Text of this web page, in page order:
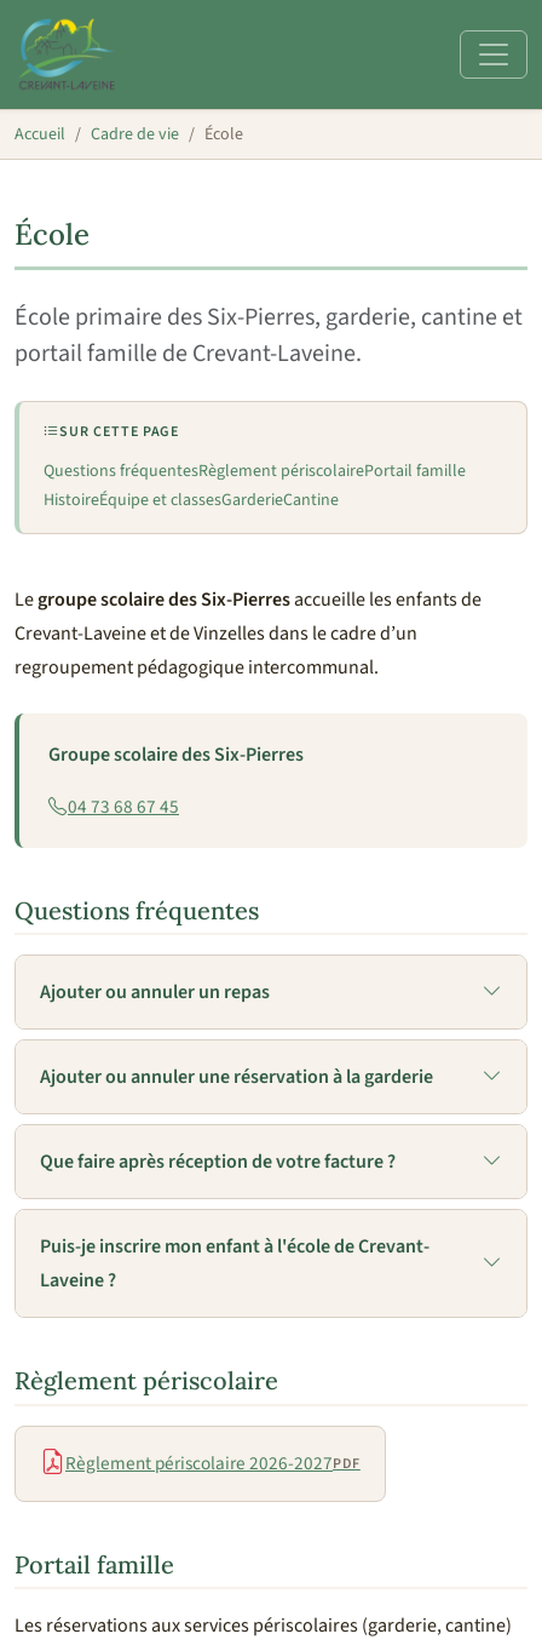
Accueil Cadre de vie École
École
École primaire des Six-Pierres, garderie, cantine et
portail famille de Crevant-Laveine.
SUR CETTE PAGE
Questions fréquentesRèglement périscolairePortail famille
HistoireÉquipe et classesGarderieCantine
Legroupe scolaire des Six-Pierresaccueille les enfants de
Crevant-Laveine et de Vinzelles dans le cadre d’un
regroupement pédagogique intercommunal.
Groupe scolaire des Six-Pierres
04 73 68 67 45
Questions fréquentes
Ajouter ou annuler un repas
Ajouter ou annuler une réservation à la garderie
Que faire après réception de votre facture ?
Puis-je inscrire mon enfant à l'école de Crevant-
Laveine ?
Règlement périscolaire
Règlement périscolaire 2026-2027PDF
Portail famille
Les réservations aux services périscolaires (garderie, cantine)